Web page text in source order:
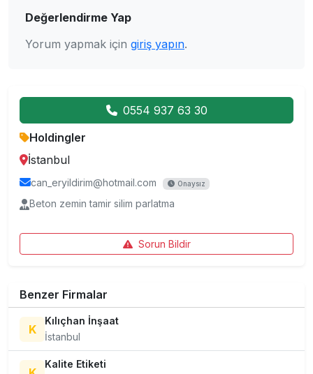
Değerlendirme Yap
Yorum yapmak için giriş yapın.
0554 937 63 30
Holdingler
İstanbul
can_eryildirim@hotmail.com Onaysız
Beton zemin tamir silim parlatma
Sorun Bildir
Benzer Firmalar
K
Kılıçhan İnşaat
İstanbul
Kalite Etiketi